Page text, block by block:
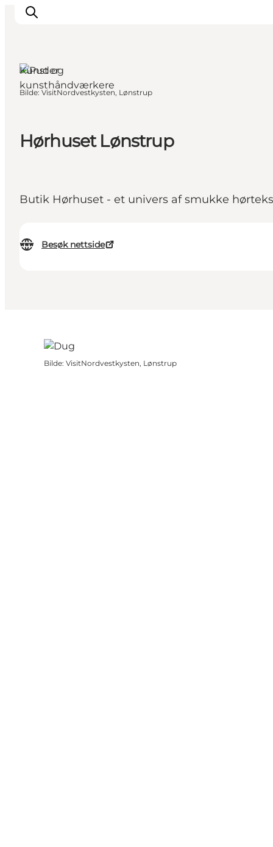
Events
Hørhuset Lønstrup
Butik Hørhuset - et univers af smukke
Besøk nettside
Kunst og
kunsthåndværkere
Bilde: VisitNordvestkysten, Lønstrup
Bilde: VisitNordvestkysten, Lønstrup